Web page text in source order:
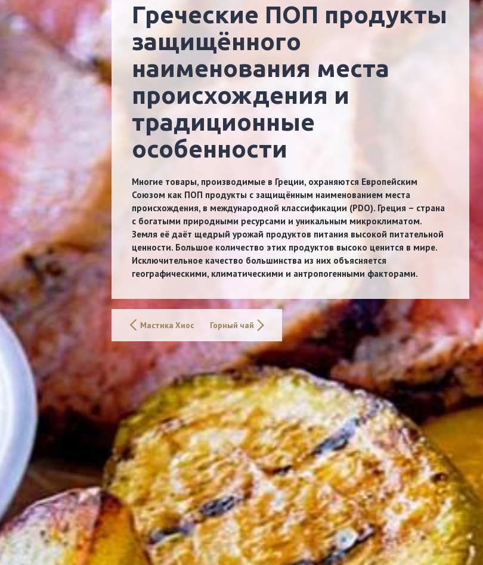
Греческие ПОП продукты
защищённого
наименования места
происхождения и
традиционные
особенности
Многие товары, производимые в Греции, охраняются Европейским
Союзом как ПОП продукты с защищённым наименованием места
происхождения, в международной классификации (PDO). Греция – страна
с богатыми природными ресурсами и уникальным микроклиматом.
Земля её даёт щедрый урожай продуктов питания высокой питательной
ценности. Большое количество этих продуктов высоко ценится в мире.
Исключительное качество большинства из них объясняется
географическими, климатическими и антропогенными факторами.
Мастика Хиос Горный чай